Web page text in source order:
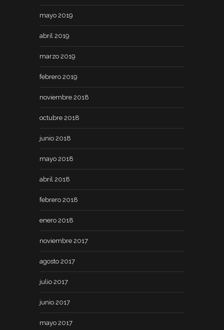
mayo 2019
abril 2019
marzo 2019
febrero 2019
noviembre 2018
octubre 2018
junio 2018
mayo 2018
abril 2018
febrero 2018
enero 2018
noviembre 2017
agosto 2017
julio 2017
junio 2017
mayo 2017